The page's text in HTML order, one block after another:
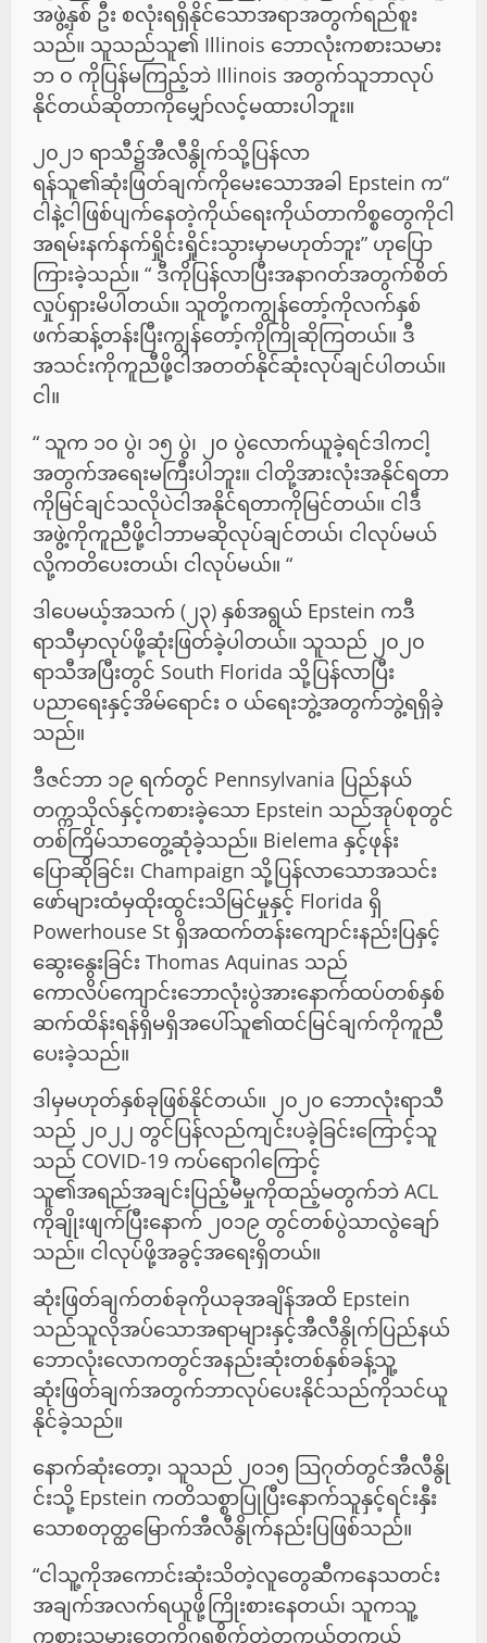
အဖွဲ့နှစ် ဦး စလုံးရရှိနိုင်သောအရာအတွက်ရည်စူး
သည်။ သူသည်သူ၏ Illinois ဘောလုံးကစားသမား
ဘ ၀ ကိုပြန်မကြည့်ဘဲ Illinois အတွက်သူဘာလုပ်
နိုင်တယ်ဆိုတာကိုမျှော်လင့်မထားပါဘူး။
၂၀၂၁ ရာသီ၌အီလီနွိုက်သို့ပြန်လာ
ရန်သူ၏ဆုံးဖြတ်ချက်ကိုမေးသောအခါ Epstein က“
ငါနဲ့ငါဖြစ်ပျက်နေတဲ့ကိုယ်ရေးကိုယ်တာကိစ္စတွေကိုငါ
အရမ်းနက်နက်ရှိုင်းရှိုင်းသွားမှာမဟုတ်ဘူး” ဟုပြော
ကြားခဲ့သည်။ “ ဒီကိုပြန်လာပြီးအနာဂတ်အတွက်စိတ်
လှုပ်ရှားမိပါတယ်။ သူတို့ကကျွန်တော့်ကိုလက်နှစ်
ဖက်ဆန့်တန်းပြီးကျွန်တော့်ကိုကြိုဆိုကြတယ်။ ဒီ
အသင်းကိုကူညီဖို့ငါအတတ်နိုင်ဆုံးလုပ်ချင်ပါတယ်။
ငါ။
“ သူက ၁၀ ပွဲ၊ ၁၅ ပွဲ၊ ၂၀ ပွဲလောက်ယူခဲ့ရင်ဒါကငါ့
အတွက်အရေးမကြီးပါဘူး။ ငါတို့အားလုံးအနိုင်ရတာ
ကိုမြင်ချင်သလိုပဲငါအနိုင်ရတာကိုမြင်တယ်။ ငါဒီ
အဖွဲ့ကိုကူညီဖို့ငါဘာမဆိုလုပ်ချင်တယ်၊ ငါလုပ်မယ်
လို့ကတိပေးတယ်၊ ငါလုပ်မယ်။ “
ဒါပေမယ့်အသက် (၂၃) နှစ်အရွယ် Epstein ကဒီ
ရာသီမှာလုပ်ဖို့ဆုံးဖြတ်ခဲ့ပါတယ်။ သူသည် ၂၀၂၀
ရာသီအပြီးတွင် South Florida သို့ပြန်လာပြီး
ပညာရေးနှင့်အိမ်ရောင်း ၀ ယ်ရေးဘွဲ့အတွက်ဘွဲ့ရရှိခဲ့
သည်။
ဒီဇင်ဘာ ၁၉ ရက်တွင် Pennsylvania ပြည်နယ်
တက္ကသိုလ်နှင့်ကစားခဲ့သော Epstein သည်အုပ်စုတွင်
တစ်ကြိမ်သာတွေ့ဆုံခဲ့သည်။ Bielema နှင့်ဖုန်း
ပြောဆိုခြင်း၊ Champaign သို့ပြန်လာသောအသင်း
ဖော်များထံမှထိုးထွင်းသိမြင်မှုနှင့် Florida ရှိ
Powerhouse St ရှိအထက်တန်းကျောင်းနည်းပြနှင့်
ဆွေးနွေးခြင်း Thomas Aquinas သည်
ကောလိပ်ကျောင်းဘောလုံးပွဲအားနောက်ထပ်တစ်နှစ်
ဆက်ထိန်းရန်ရှိမရှိအပေါ်သူ၏ထင်မြင်ချက်ကိုကူညီ
ပေးခဲ့သည်။
ဒါမှမဟုတ်နှစ်ခုဖြစ်နိုင်တယ်။ ၂၀၂၀ ဘောလုံးရာသီ
သည် ၂၀၂၂ တွင်ပြန်လည်ကျင်းပခဲ့ခြင်းကြောင့်သူ
သည် COVID-19 ကပ်ရောဂါကြောင့်
သူ၏အရည်အချင်းပြည့်မီမှုကိုထည့်မတွက်ဘဲ ACL
ကိုချိုးဖျက်ပြီးနောက် ၂၀၁၉ တွင်တစ်ပွဲသာလွဲချော်
သည်။ ငါလုပ်ဖို့အခွင့်အရေးရှိတယ်။
ဆုံးဖြတ်ချက်တစ်ခုကိုယခုအချိန်အထိ Epstein
သည်သူလိုအပ်သောအရာများနှင့်အီလီနွိုက်ပြည်နယ်
ဘောလုံးလောကတွင်အနည်းဆုံးတစ်နှစ်ခန့်သူ့
ဆုံးဖြတ်ချက်အတွက်ဘာလုပ်ပေးနိုင်သည်ကိုသင်ယူ
နိုင်ခဲ့သည်။
နောက်ဆုံးတော့၊ သူသည် ၂၀၁၅ သြဂုတ်တွင်အီလီနွို
င်းသို့ Epstein ကတိသစ္စာပြုပြီးနောက်သူနှင့်ရင်းနှီး
သောစတုတ္ထမြောက်အီလီနွိုက်နည်းပြဖြစ်သည်။
“ငါသူ့ကိုအကောင်းဆုံးသိတဲ့လူတွေဆီကနေသတင်း
အချက်အလက်ရယူဖို့ကြိုးစားနေတယ်၊ ​​သူကသူ့
ကစားသမားတွေကိုဂရုစိုက်တဲ့တကယ့်တကယ်